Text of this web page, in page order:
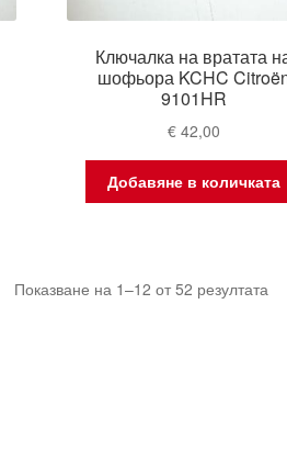
Ключалка на вратата
шофьора KCHC
9101HR
€42,00
Добавяне в количката
Показване на 1–12 от 52 резултата